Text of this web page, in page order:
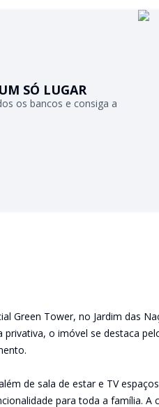
SÓ LUGAR
os bancos e consiga a
Green Tower, no Jardim das
privativa, o imóvel se destaca
de sala de estar e TV
para toda a família. A